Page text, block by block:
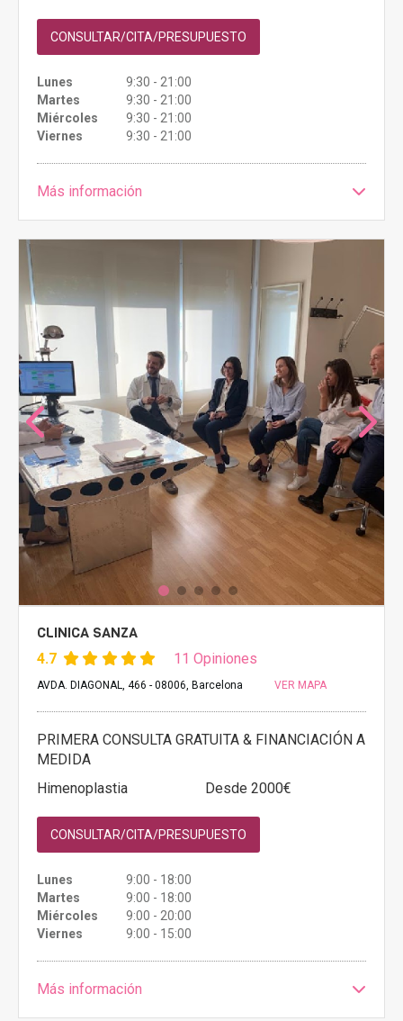
CONSULTAR/CITA/PRESUPUESTO
Lunes
9:30 - 21:00
Martes
9:30 - 21:00
Miércoles
9:30 - 21:00
Viernes
9:30 - 21:00
Más información
CLINICA SANZA
4.7 11 Opiniones
AVDA. DIAGONAL, 466 - 08006, Barcelona VER MAPA
PRIMERA CONSULTA GRATUITA & FINANCIACIÓN A
MEDIDA
Himenoplastia
Desde 2000€
CONSULTAR/CITA/PRESUPUESTO
Lunes
9:00 - 18:00
Martes
9:00 - 18:00
Miércoles
9:00 - 20:00
Viernes
9:00 - 15:00
Más información